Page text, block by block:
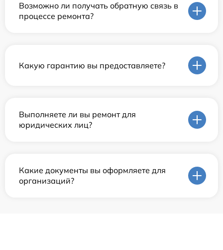
Возможно ли получать обратную связь в
процессе ремонта?
Какую гарантию вы предоставляете?
Выполняете ли вы ремонт для
юридических лиц?
Какие документы вы оформляете для
организаций?